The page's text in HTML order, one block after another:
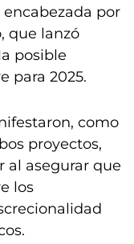
encabezada por
que lanzó
posible
para 2025.
como
proyectos,
al asegurar que
los